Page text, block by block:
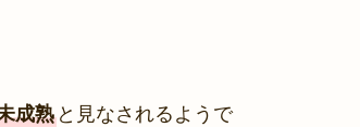
成熟 と見なされるようで